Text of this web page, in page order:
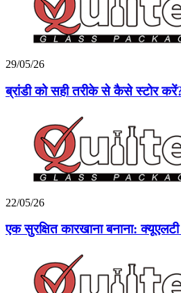
29/05/26
ब्रांडी को सही तरीके से कैसे स्टोर
22/05/26
एक सुरक्षित कारखाना बनाना: